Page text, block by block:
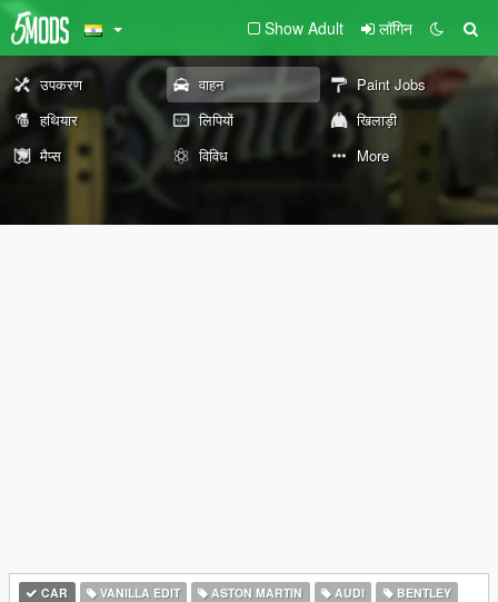
Show Adult लॉगिन
उपकरण वाहन
Paint Jobs
हथियार
लिपियों
खिलाड़ी
मैप्स
विविध More
CAR VANILLA EDIT ASTON MARTIN AUDI
BENTLEY